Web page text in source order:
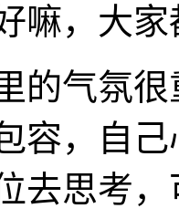
嘛，大
气氛很
容，自
去思考